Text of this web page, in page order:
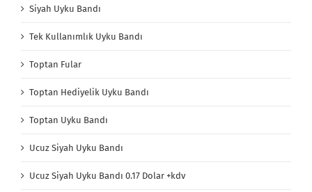
Siyah Uyku Bandı
Tek Kullanımlık Uyku Bandı
Toptan Fular
Toptan Hediyelik Uyku Bandı
Toptan Uyku Bandı
Ucuz Siyah Uyku Bandı
Ucuz Siyah Uyku Bandı 0.17 Dolar +kdv